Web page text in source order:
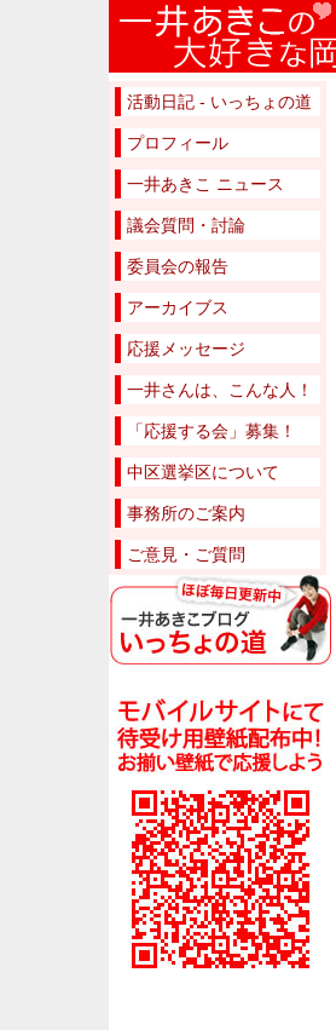
活動日記 - いっちょの道
プロフィール
一井あきこ ニュース
議会質問・討論
委員会の報告
アーカイブス
応援メッセージ
一井さんは、こんな人！
「応援する会」募集！
中区選挙区について
事務所のご案内
ご意見・ご質問